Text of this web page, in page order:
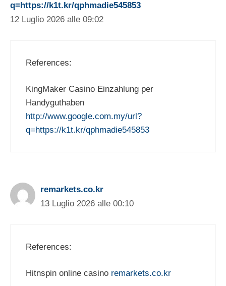
q=https://k1t.kr/qphmadie545853
12 Luglio 2026 alle 09:02
References:
KingMaker Casino Einzahlung per
Handyguthaben
http://www.google.com.my/url?
q=https://k1t.kr/qphmadie545853
remarkets.co.kr
13 Luglio 2026 alle 00:10
References:
Hitnspin online casino remarkets.co.kr